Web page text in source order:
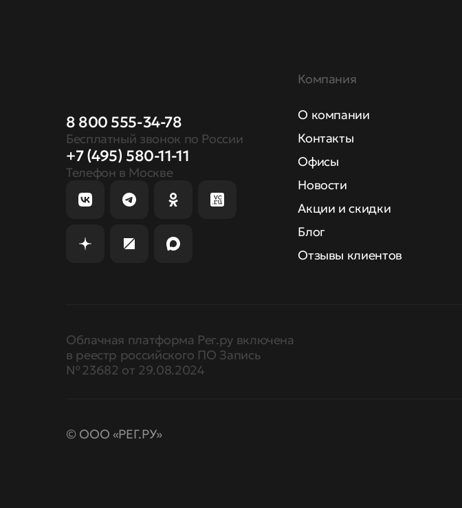
8 800 555-34-78
Бесплатный звонок по России
+7 (495) 580-11-11
Телефон в Москве
Компания
О компании
Контакты
Офисы
Новости
Акции и скидки
Блог
Отзывы клиентов
Облачная платформа Рег.ру включена
в реестр российского ПО Запись
№ 23682 от 29.08.2024
© ООО «РЕГ.РУ»